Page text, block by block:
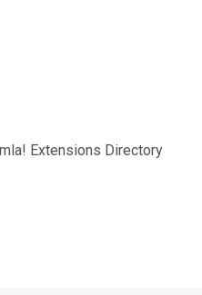
Extensions Directory